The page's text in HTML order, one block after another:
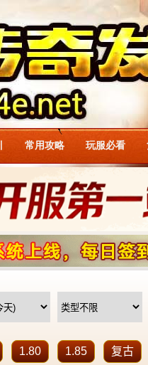
常用攻略 玩服必看